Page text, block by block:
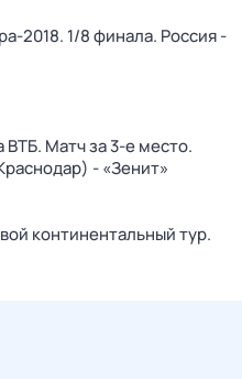
2018. 1/8 финала. Россия -
ВТБ. Матч за 3-е место.
- «Зенит»
континентальный тур.